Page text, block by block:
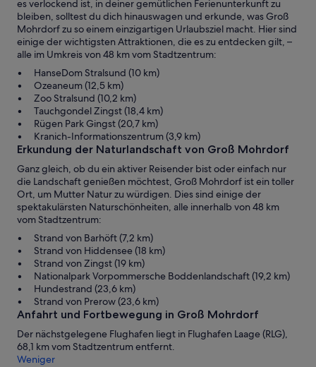
es verlockend ist, in deiner gemütlichen Ferienunterkunft zu
bleiben, solltest du dich hinauswagen und erkunde, was Groß
Mohrdorf zu so einem einzigartigen Urlaubsziel macht. Hier sind
einige der wichtigsten Attraktionen, die es zu entdecken gilt, –
alle im Umkreis von 48 km vom Stadtzentrum:
HanseDom Stralsund (10 km)
Ozeaneum (12,5 km)
Zoo Stralsund (10,2 km)
Tauchgondel Zingst (18,4 km)
Rügen Park Gingst (20,7 km)
Kranich-Informationszentrum (3,9 km)
Erkundung der Naturlandschaft von Groß Mohrdorf
Ganz gleich, ob du ein aktiver Reisender bist oder einfach nur
die Landschaft genießen möchtest, Groß Mohrdorf ist ein toller
Ort, um Mutter Natur zu würdigen. Dies sind einige der
spektakulärsten Naturschönheiten, alle innerhalb von 48 km
vom Stadtzentrum:
Strand von Barhöft (7,2 km)
Strand von Hiddensee (18 km)
Strand von Zingst (19 km)
Nationalpark Vorpommersche Boddenlandschaft (19,2 km)
Hundestrand (23,6 km)
Strand von Prerow (23,6 km)
Anfahrt und Fortbewegung in Groß Mohrdorf
Der nächstgelegene Flughafen liegt in Flughafen Laage (RLG),
68,1 km vom Stadtzentrum entfernt.
Weniger